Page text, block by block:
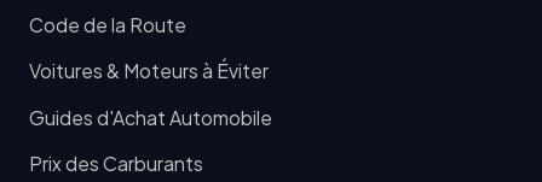
Code de la Route
Voitures & Moteurs à Éviter
Guides d'Achat Automobile
Prix des Carburants